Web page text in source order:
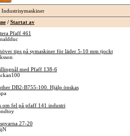
/ Startat av
Pfaff 461
tips på symaskiner för läder 5-10 mm tjockt
med Pfaff 138-6
DB2-B755-100. Hjälp önskas
om fel på pfaff 141 industri
27-20